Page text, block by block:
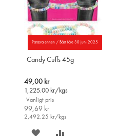
Parasta ennen / Bäst före 30 juni 2025
Candy Cuffs 45g
Special
Price
49,00 kr
1,225.00 kr/kgs
Vanligt pris
99,69 kr
2,492.25 kr/kgs
SPARA